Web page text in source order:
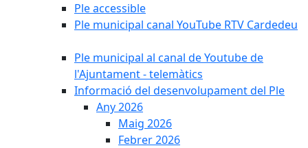
Ple accessible
Ple municipal canal YouTube RTV Cardedeu
Ple municipal al canal de Youtube de
l'Ajuntament - telemàtics
Informació del desenvolupament del Ple
Any 2026
Maig 2026
Febrer 2026